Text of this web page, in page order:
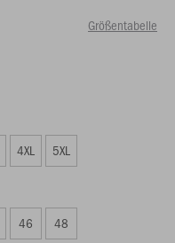
Größentabelle
4XL 5XL
46 48